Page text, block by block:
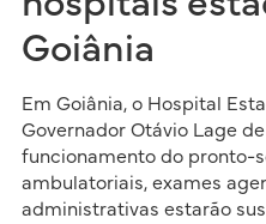
Goiânia
Em Goiânia, o Hospital
Governador Otávio Lage
funcionamento do pronto-
ambulatoriais, exames
administrativas estarão